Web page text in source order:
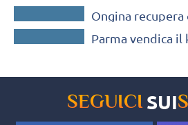
SERIE B / C / D
Ongina recupera
aggredendo”
SERIE B / C / D
Parma vendica il
SEGUICI SUI